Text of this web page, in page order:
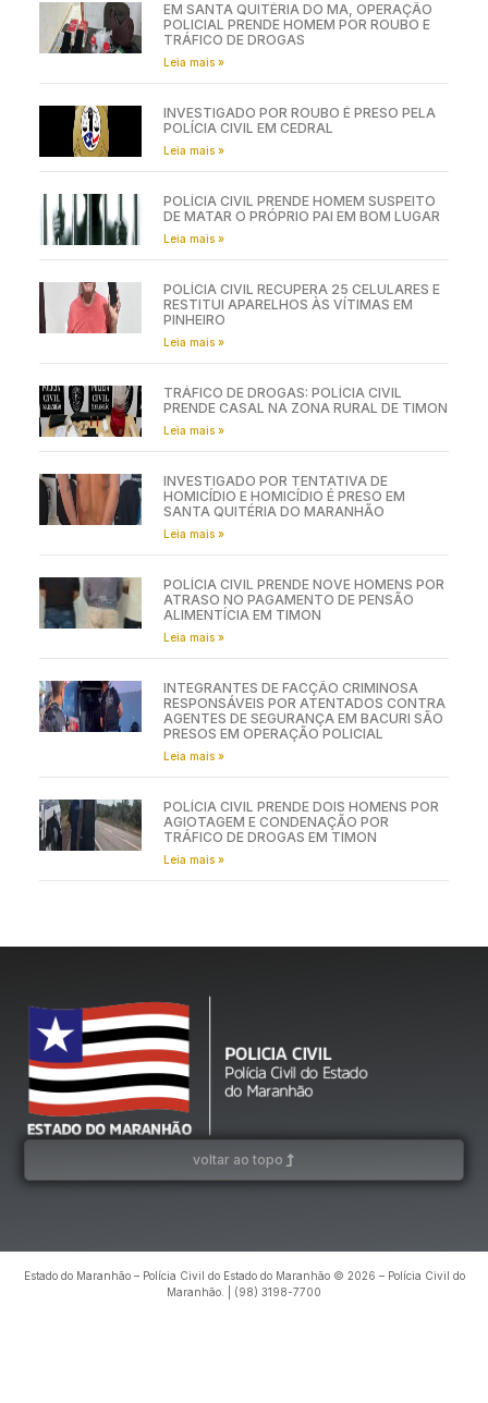
EM SANTA QUITÉRIA DO MA, OPERAÇÃO
POLICIAL PRENDE HOMEM POR ROUBO E
TRÁFICO DE DROGAS
Leia mais »
INVESTIGADO POR ROUBO É PRESO PELA
POLÍCIA CIVIL EM CEDRAL
Leia mais »
POLÍCIA CIVIL PRENDE HOMEM SUSPEITO
DE MATAR O PRÓPRIO PAI EM BOM LUGAR
Leia mais »
POLÍCIA CIVIL RECUPERA 25 CELULARES E
RESTITUI APARELHOS ÀS VÍTIMAS EM
PINHEIRO
Leia mais »
TRÁFICO DE DROGAS: POLÍCIA CIVIL
PRENDE CASAL NA ZONA RURAL DE TIMON
Leia mais »
INVESTIGADO POR TENTATIVA DE
HOMICÍDIO E HOMICÍDIO É PRESO EM
SANTA QUITÉRIA DO MARANHÃO
Leia mais »
POLÍCIA CIVIL PRENDE NOVE HOMENS POR
ATRASO NO PAGAMENTO DE PENSÃO
ALIMENTÍCIA EM TIMON
Leia mais »
INTEGRANTES DE FACÇÃO CRIMINOSA
RESPONSÁVEIS POR ATENTADOS CONTRA
AGENTES DE SEGURANÇA EM BACURI SÃO
PRESOS EM OPERAÇÃO POLICIAL
Leia mais »
POLÍCIA CIVIL PRENDE DOIS HOMENS POR
AGIOTAGEM E CONDENAÇÃO POR
TRÁFICO DE DROGAS EM TIMON
Leia mais »
voltar ao topo
Estado do Maranhão – Polícia Civil do Estado do Maranhão © 2026 – Polícia Civil do
Maranhão. | (98) 3198-7700